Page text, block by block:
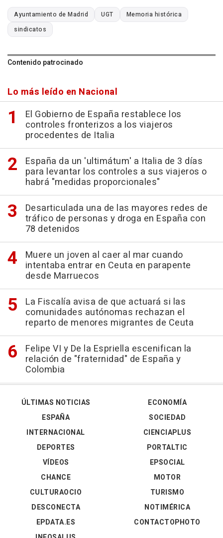
Ayuntamiento de Madrid UGT
Memoria histórica
sindicatos
Contenido patrocinado
Lo más leído en Nacional
El Gobierno de España restablece los
controles fronterizos a los viajeros
procedentes de Italia
España da un 'ultimátum' a Italia de 3 días
para levantar los controles a sus viajeros o
habrá "medidas proporcionales"
Desarticulada una de las mayores redes de
tráfico de personas y droga en España con
78 detenidos
Muere un joven al caer al mar cuando
intentaba entrar en Ceuta en parapente
desde Marruecos
La Fiscalía avisa de que actuará si las
comunidades autónomas rechazan el
reparto de menores migrantes de Ceuta
Felipe VI y De la Espriella escenifican la
relación de "fraternidad" de España y
Colombia
ÚLTIMAS NOTICIAS
ESPAÑA
INTERNACIONAL
DEPORTES
VÍDEOS
ECONOMÍA
SOCIEDAD
CIENCIAPLUS
PORTALTIC
EPSOCIAL
CHANCE
CULTURAOCIO
DESCONECTA
EPDATA.ES
MOTOR
TURISMO
NOTIMÉRICA
CONTACTOPHOTO